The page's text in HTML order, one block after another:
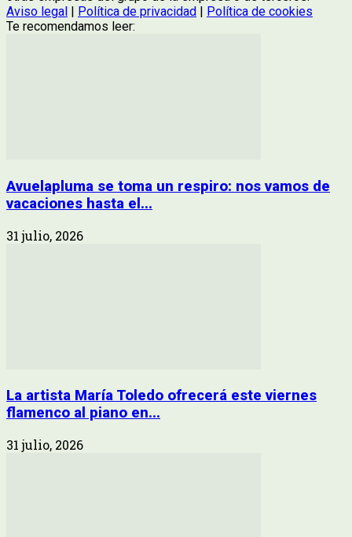
Aviso legal
Política de privacidad
Política de cookies
Te recomendamos leer:
Avuelapluma se toma un respiro: nos vamos de
vacaciones hasta el...
31 julio, 2026
La artista María Toledo ofrecerá este viernes
flamenco al piano en...
31 julio, 2026